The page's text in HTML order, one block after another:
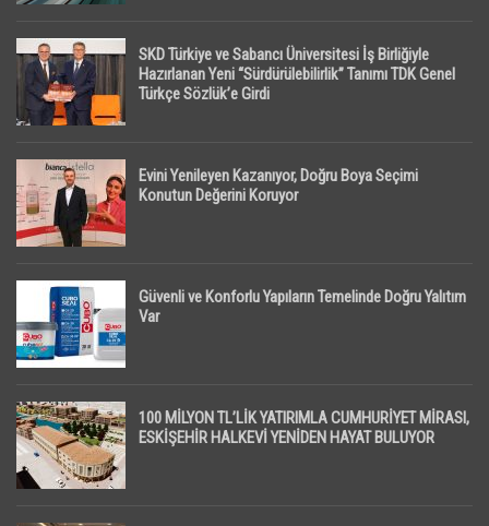
SKD Türkiye ve Sabancı Üniversitesi İş Birliğiyle
Hazırlanan Yeni “Sürdürülebilirlik” Tanımı TDK Genel
Türkçe Sözlük’e Girdi
Evini Yenileyen Kazanıyor, Doğru Boya Seçimi
Konutun Değerini Koruyor
Güvenli ve Konforlu Yapıların Temelinde Doğru Yalıtım
Var
100 MİLYON TL’LİK YATIRIMLA CUMHURİYET MİRASI,
ESKİŞEHİR HALKEVİ YENİDEN HAYAT BULUYOR